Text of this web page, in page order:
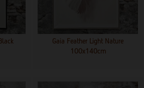
Gaia Feather Light Nature
100x140cm